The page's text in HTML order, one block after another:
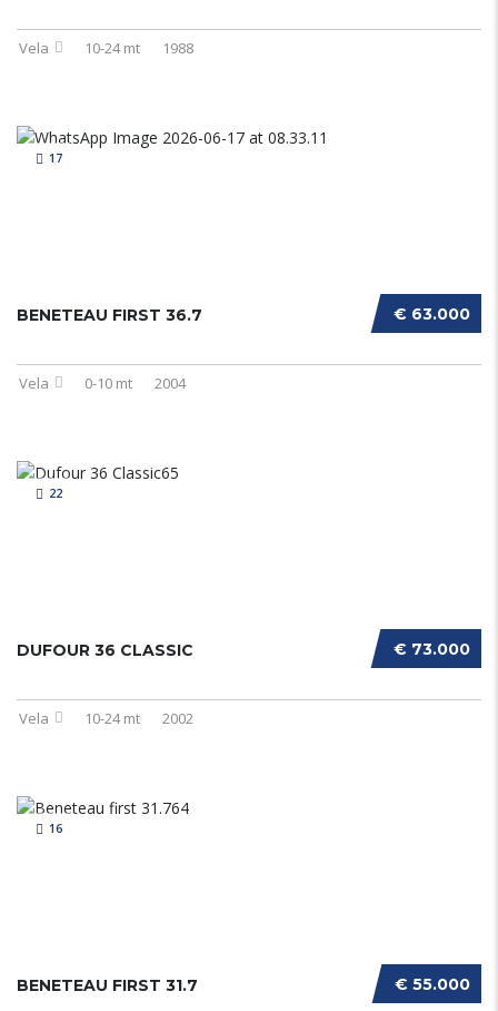
Vela 10-24 mt 1988
17
€ 63.000
BENETEAU FIRST 36.7
Vela 0-10 mt 2004
22
€ 73.000
DUFOUR 36 CLASSIC
Vela 10-24 mt 2002
16
€ 55.000
BENETEAU FIRST 31.7